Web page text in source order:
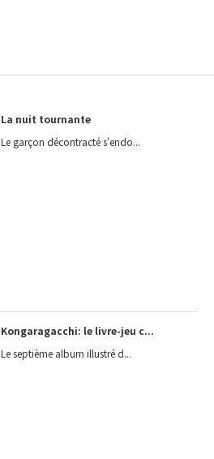
La nuit tournante
Le garçon décontracté s'endo...
Kongaragacchi: le livre-jeu c...
Le septième album illustré d...